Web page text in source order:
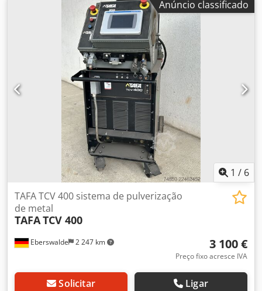
Tipo: 597 Ø 165 mm -Montagem: M16 -Quantidade: 3x
almofada de impressão disponível -Preço: por peça -
Dimensões totais: Ø 165 x 150 mm -Peso: 1,7 kg/peça
Anúncio classificado
1 / 6
Eberswalde 2 247 km
TAFA TCV 400 sistema de pulverização
de metal
TAFATCV 400
3 100 €
Preço fixo acresce IVA
Solicitar Ligar